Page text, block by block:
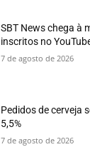
SBT News chega à
inscritos no
7 de agosto de 2026
Pedidos de cerveja
5,5%
7 de agosto de 2026